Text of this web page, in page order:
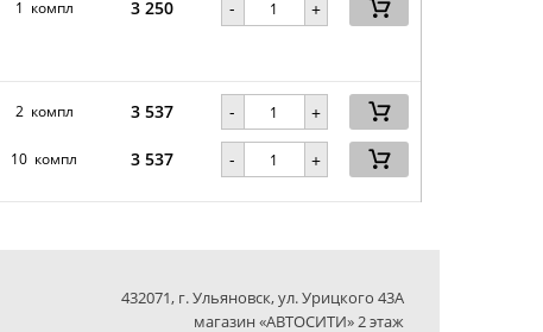
1 компл 3 250 - +
2 компл 3 537 - +
10 компл 3 537 - +
432071, г. Ульяновск, ул. Урицкого 43А
магазин «АВТОСИТИ» 2 этаж